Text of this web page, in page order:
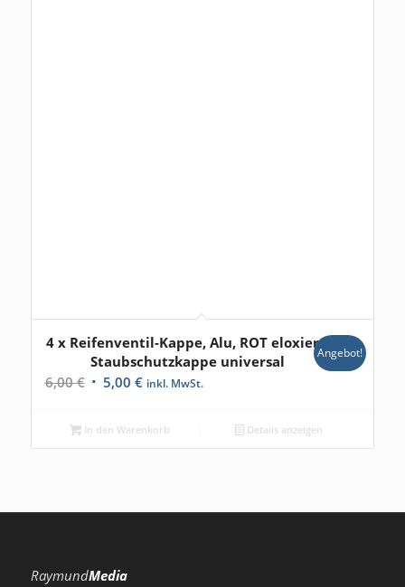
4 x Reifenventil-Kappe, Alu, ROT eloxiert,
Staubschutzkappe universal
6,00€ Ursprünglicher
war:
6,00 €
5,00 €Aktueller
ist:
5,00 €.
inkl. MwSt.
Angebot!
In den Warenkorb Details anzeigen
RaymundMedia